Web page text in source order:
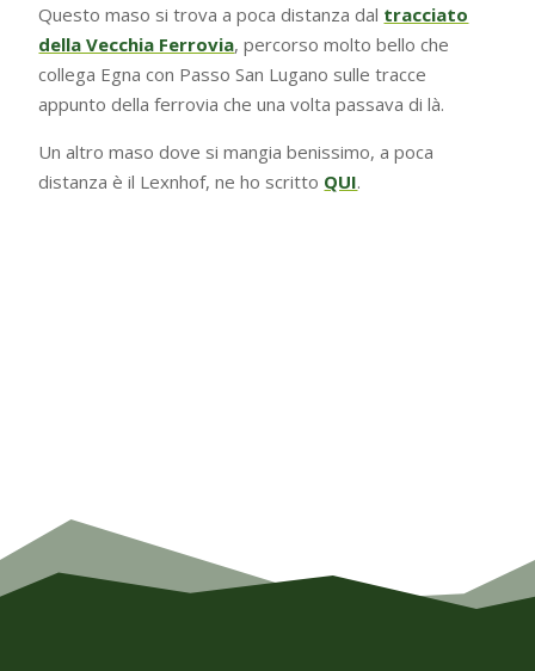
Questo maso si trova a poca distanza dal tracciato
della Vecchia Ferrovia, percorso molto bello che
collega Egna con Passo San Lugano sulle tracce
appunto della ferrovia che una volta passava di là.
Un altro maso dove si mangia benissimo, a poca
distanza è il Lexnhof, ne ho scritto QUI.